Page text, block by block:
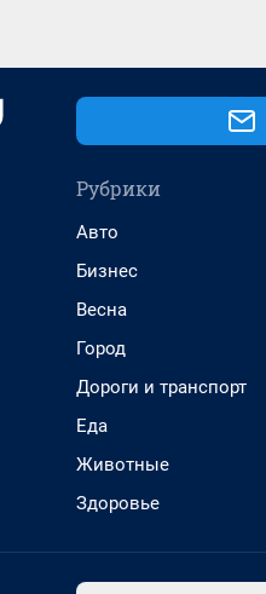
Рубрики
Авто
Бизнес
Весна
Город
Дороги и транспорт
Еда
Животные
Здоровье